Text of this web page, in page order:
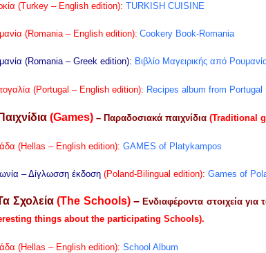
(Turkey – English edition): TURKISH CUISINE
(Romania – English edition): Cookery Book-Romania
(Romania – Greek edition): Βιβλίο Μαγειρικής από
(Portugal – English edition): Recipes album from Portugal
(Games) – Παραδοσιακά παιχνίδια (Traditional
(Hellas – English edition): GAMES of Platykampos
– Δίγλωσση έκδοση (Poland-Bilingual edition): Games of
Σχολεία(The Schools)– Ενδιαφέροντα στοιχεία
things about the participating Schools).
(Hellas – English edition): School Album